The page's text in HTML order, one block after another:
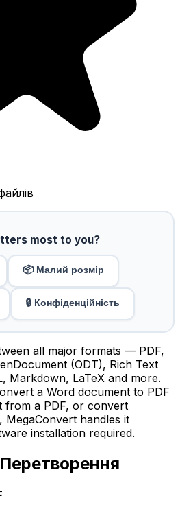
most to you?
📦 Малий розмір
🔒 Конфіденційність
all major formats — PDF,
(ODT), Rich Text
Markdown, LaTeX and more.
a Word document to PDF
from a PDF, or convert
handles it
installation required.